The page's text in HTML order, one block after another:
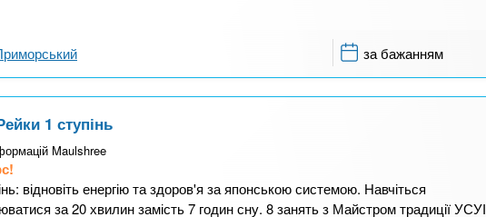
за бажанням
1 ступінь
Maulshree
відновіть енергію та здоров'я за японською системою. Навчіться
за 20 хвилин замість 7 годин сну. 8 занять з Майстром традиції УСУІ